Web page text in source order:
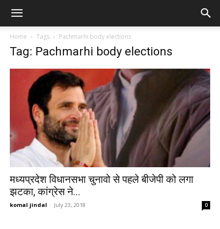
Home Tags Pachmarhi body elections
Tag: Pachmarhi body elections
मध्यप्रदेश विधानसभा चुनावो से पहले बीजेपी को लगा
झटका, कांग्रेस ने...
komal jindal - July 23, 2018 0